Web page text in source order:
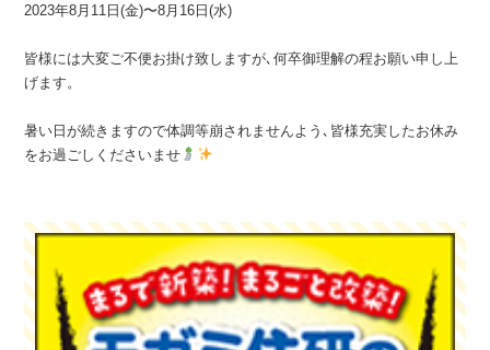
2023年8月11日(金)〜8月16日(水)
皆様には大変ご不便お掛け致しますが､何卒御理解の程お願い申し上
げます。
暑い日が続きますので体調等崩されませんよう､皆様充実したお休み
をお過ごしくださいませ